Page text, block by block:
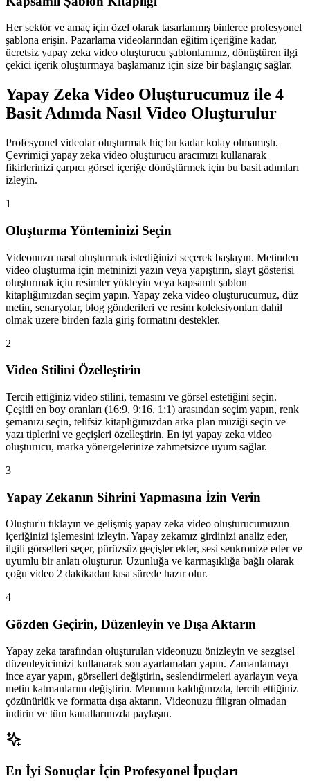
Her sektör ve amaç için özel olarak tasarlanmış binlerce profesyonel
şablona erişin. Pazarlama videolarından eğitim içeriğine kadar,
ücretsiz yapay zeka video oluşturucu şablonlarımız, dönüştüren ilgi
çekici içerik oluşturmaya başlamanız için size bir başlangıç ​​sağlar.
Yapay Zeka Video Oluşturucumuz ile 4
Basit Adımda Nasıl Video Oluşturulur
Profesyonel videolar oluşturmak hiç bu kadar kolay olmamıştı.
Çevrimiçi yapay zeka video oluşturucu aracımızı kullanarak
fikirlerinizi çarpıcı görsel içeriğe dönüştürmek için bu basit adımları
izleyin.
1
Oluşturma Yönteminizi Seçin
Videonuzu nasıl oluşturmak istediğinizi seçerek başlayın. Metinden
video oluşturma için metninizi yazın veya yapıştırın, slayt gösterisi
oluşturmak için resimler yükleyin veya kapsamlı şablon
kitaplığımızdan seçim yapın. Yapay zeka video oluşturucumuz, düz
metin, senaryolar, blog gönderileri ve resim koleksiyonları dahil
olmak üzere birden fazla giriş formatını destekler.
2
Video Stilini Özelleştirin
Tercih ettiğiniz video stilini, temasını ve görsel estetiğini seçin.
Çeşitli en boy oranları (16:9, 9:16, 1:1) arasından seçim yapın, renk
şemanızı seçin, telifsiz kitaplığımızdan arka plan müziği seçin ve
yazı tiplerini ve geçişleri özelleştirin. En iyi yapay zeka video
oluşturucu, marka yönergelerinize zahmetsizce uyum sağlar.
3
Yapay Zekanın Sihrini Yapmasına İzin Verin
Oluştur'u tıklayın ve gelişmiş yapay zeka video oluşturucumuzun
içeriğinizi işlemesini izleyin. Yapay zekamız girdinizi analiz eder,
ilgili görselleri seçer, pürüzsüz geçişler ekler, sesi senkronize eder ve
uyumlu bir anlatı oluşturur. Uzunluğa ve karmaşıklığa bağlı olarak
çoğu video 2 dakikadan kısa sürede hazır olur.
4
Gözden Geçirin, Düzenleyin ve Dışa Aktarın
Yapay zeka tarafından oluşturulan videonuzu önizleyin ve sezgisel
düzenleyicimizi kullanarak son ayarlamaları yapın. Zamanlamayı
ince ayar yapın, görselleri değiştirin, seslendirmeleri ayarlayın veya
metin katmanlarını değiştirin. Memnun kaldığınızda, tercih ettiğiniz
çözünürlük ve formatta dışa aktarın. Videonuzu filigran olmadan
indirin ve tüm kanallarınızda paylaşın.
En İyi Sonuçlar İçin Profesyonel İpuçları